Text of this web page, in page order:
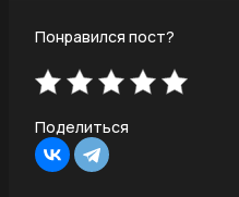
Понравился пост?
Поделиться